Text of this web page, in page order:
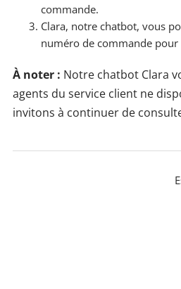
commande.
Clara, notre chatbot, vous
numéro de commande
À noter : Notre chatbot Clara
agents du service client ne
invitons à continuer de